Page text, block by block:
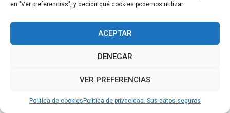
en "Ver preferencias", y decidir qué cookies podemos utilizar
ACEPTAR
DENEGAR
VER PREFERENCIAS
Política de cookies Política de privacidad. Sus datos seguros